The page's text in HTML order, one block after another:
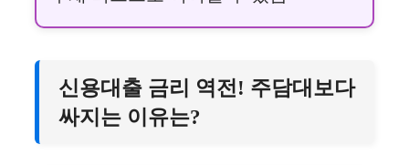
신용대출 금리 역전! 주담대보다
싸지는 이유는?